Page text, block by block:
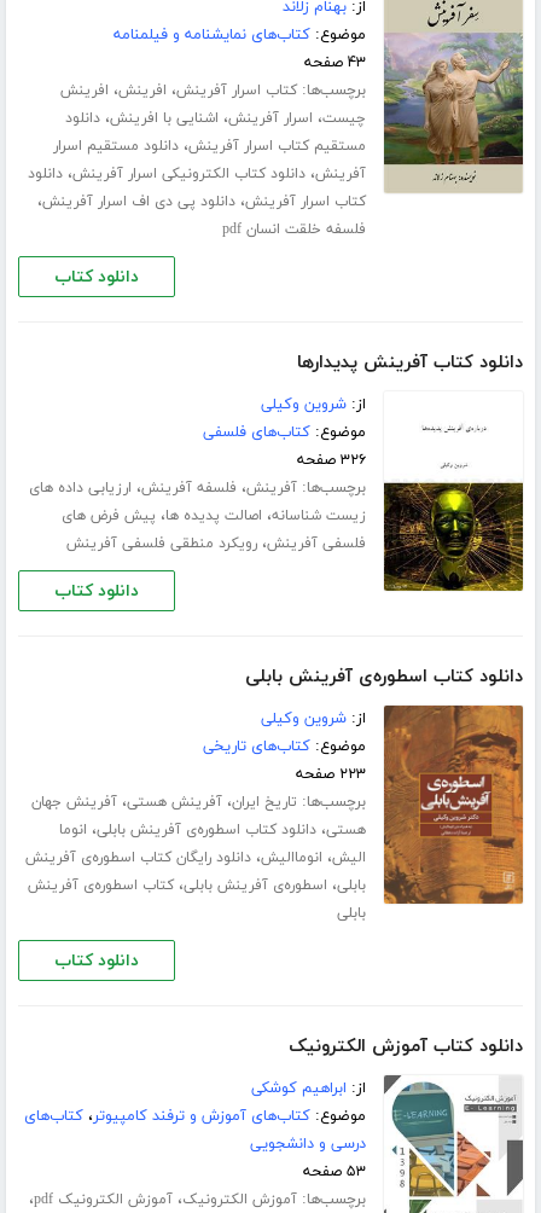
از:بهنام زلاند
موضوع:کتاب‌های نمایشنامه و فیلمنامه
۴۳ صفحه
برچسب‌ها:کتاب اسرار آفرینش، افرینش، افرینش
چیست، اسرار آفرینش، اشنایی با افرینش،دانلود
مستقیم کتاب اسرار آفرینش،دانلود مستقیم اسرار
آفرینش،دانلود کتاب الکترونیکی اسرار آفرینش،دانلود
کتاب اسرار آفرینش،دانلود پی دی اف اسرار آفرینش،
فلسفه خلقت انسان pdf
دانلود کتاب
دانلود کتاب آفرینش پدیدارها
از:شروین وکیلی
موضوع:کتاب‌های فلسفی
۳۲۶ صفحه
برچسب‌ها:آفرینش، فلسفه آفرینش، ارزیابی داده های
زیست شناسانه، اصالت پدیده ها، پیش فرض های
فلسفی آفرینش،رویکرد منطقی فلسفی آفرینش
دانلود کتاب
دانلود کتاب اسطوره‌ی آفرینش بابلی
از:شروین وکیلی
موضوع:کتاب‌های تاریخی
۲۲۳ صفحه
برچسب‌ها: تاریخ ایران،آفرینش هستی،آفرینش جهان
هستی،دانلود کتاب اسطوره‌ی آفرینش بابلی، انوما
الیش، انوماالیش،دانلود رایگان کتاب اسطوره‌ی آفرینش
بابلی، اسطوره‌ی آفرینش بابلی،کتاب اسطوره‌ی آفرینش
بابلی
دانلود کتاب
دانلود کتاب آموزش الکترونیک
از: ابراهیم کوشکی
موضوع:کتاب‌های آموزش و ترفند کامپیوتر،کتاب‌های
درسی و دانشجویی
۵۳ صفحه
برچسب‌ها:آموزش الکترونیک،آموزش الکترونیک pdf ،